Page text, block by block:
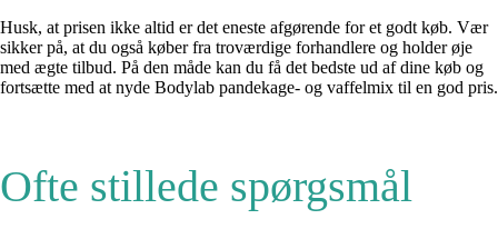
Husk, at prisen ikke altid er det eneste afgørende for et godt køb. Vær
sikker på, at du også køber fra troværdige forhandlere og holder øje
med ægte tilbud. På den måde kan du få det bedste ud af dine køb og
fortsætte med at nyde Bodylab pandekage- og vaffelmix til en god pris.
Ofte stillede spørgsmål